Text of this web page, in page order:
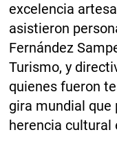
excelencia
asistieron
Fernández
Turismo, y
quienes fueron
gira mundial que
herencia cultural